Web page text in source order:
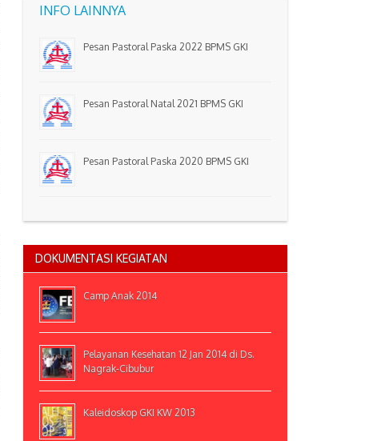
INFO LAINNYA
Pesan Pastoral Paska 2022 BPMS GKI
Pesan Pastoral Natal 2021 BPMS GKI
Pesan Pastoral Paska 2020 BPMS GKI
DOKUMENTASI KEGIATAN
Camp Anak 2014
Pelayanan Kesehatan 12 Jan 2014 di Ds.
Nagrak-Cibubur
Kaleidoskop GKI KW 2013